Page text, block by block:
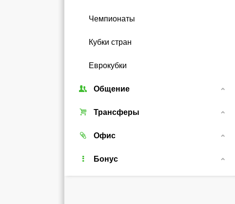
Чемпионаты
Кубки стран
Еврокубки
Общение
Союзы
Форум
Чат
Трансферы
Трансферный рынок
Реальные игроки
Офис
Легенды
Бонус